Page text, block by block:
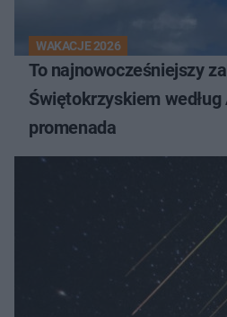
WAKACJE 2026
To najnowocześniejszy
Świętokrzyskiem
promenada